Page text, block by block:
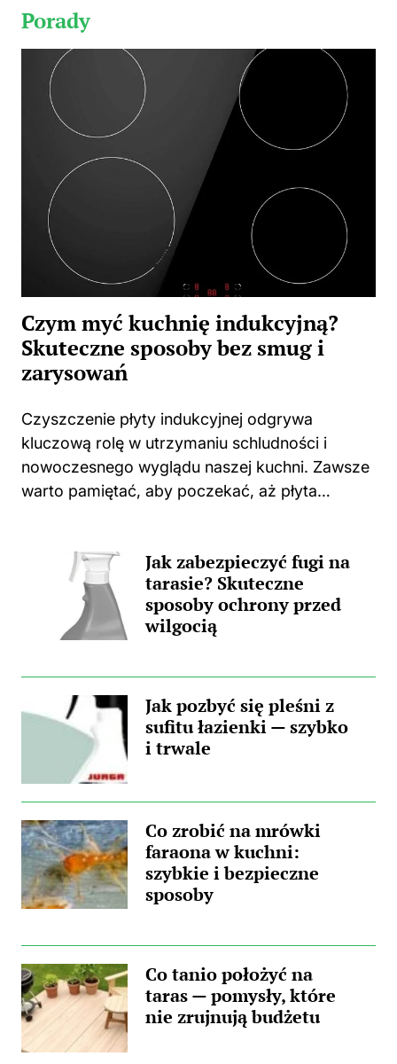
Porady
Czym myć kuchnię indukcyjną?
Skuteczne sposoby bez smug i
zarysowań
Czyszczenie płyty indukcyjnej odgrywa
kluczową rolę w utrzymaniu schludności i
nowoczesnego wyglądu naszej kuchni. Zawsze
warto pamiętać, aby poczekać, aż płyta
powierzchni może prowadzić do
nieprzyjemnych zapachów, a także trwałych...
Jak zabezpieczyć fugi na
tarasie? Skuteczne
sposoby ochrony przed
wilgocią
Jak pozbyć się pleśni z
sufitu łazienki — szybko
i trwale
Co zrobić na mrówki
faraona w kuchni:
szybkie i bezpieczne
sposoby
Co tanio położyć na
taras — pomysły, które
nie zrujnują budżetu